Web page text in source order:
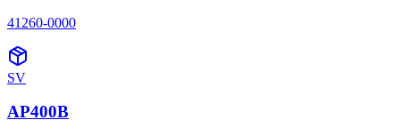
41260-0000
SV
AP400B